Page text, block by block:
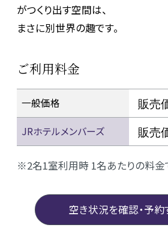
がつくり出す空間は、
まさに別世界の趣です。
ご利用料金
一般価格 販売
JRホテルメンバーズ 販売
2名1室利用時 1名あたりの料金
空き状況を確認・予約